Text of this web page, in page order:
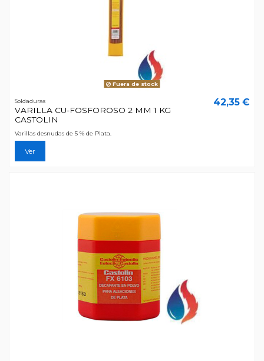
Fuera de stock
Soldaduras
VARILLA CU-FOSFOROSO 2 MM 1 KG
CASTOLIN
42,35 €
Varillas desnudas de 5 % de Plata.
Ver